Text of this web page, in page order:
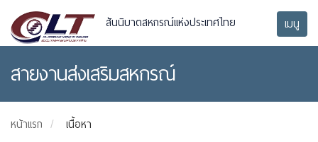
สันนิบาตสหกรณ์แห่งประเทศไทย เมนู
สายงานส่งเสริมสหกรณ์
หน้าแรก เนื้อหา